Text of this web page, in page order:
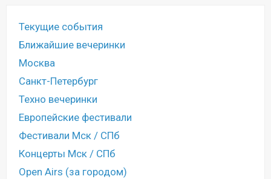
Текущие события
Ближайшие вечеринки
Москва
Санкт-Петербург
Техно вечеринки
Европейские фестивали
Фестивали Мск / СПб
Концерты Мск / СПб
Open Airs (за городом)